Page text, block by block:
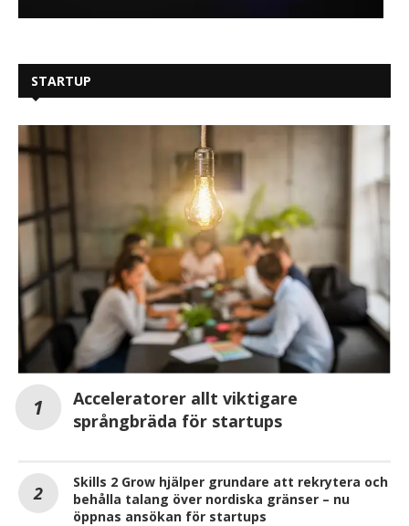
STARTUP
Acceleratorer allt viktigare
språngbräda för startups
Skills 2 Grow hjälper grundare att rekrytera och
behålla talang över nordiska gränser – nu
öppnas ansökan för startups